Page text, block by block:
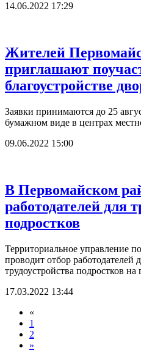
14.06.2022 17:29
Жителей
приглашают
благоустройстве
Заявки принимаются до 25
бумажном виде в центрах
09.06.2022 15:00
В Первомайском
работодателей для
подростков
Территориальное управление
проводит отбор работодателей
трудоустройства подростков на
17.03.2022 13:44
«
1
2
»